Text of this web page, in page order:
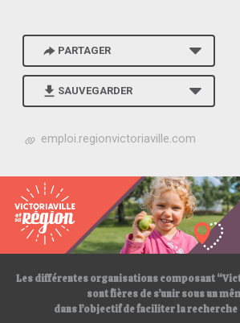
PARTAGER
SAUVEGARDER
h
p
s
:
/
/
emploi.regionvictoriaville.com
Les différentes organisations composant
sont fières de s’unir sous un
dans l’objectif de faciliter la